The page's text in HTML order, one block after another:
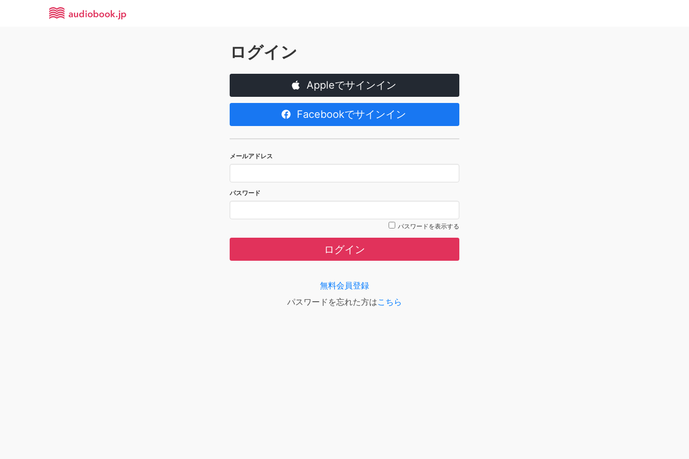
ログイン
Appleでサインイン
Facebookでサインイン
メールアドレス
パスワード
パスワードを表示する
ログイン
無料会員登録
パスワードを忘れた方はこちら